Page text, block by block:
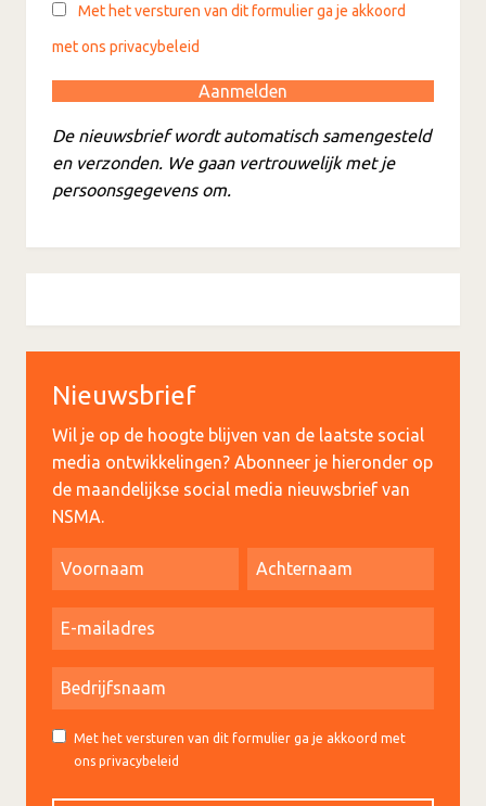
Met het versturen van dit formulier ga je akkoord
met ons privacybeleid
De nieuwsbrief wordt automatisch samengesteld
en verzonden. We gaan vertrouwelijk met je
persoonsgegevens om.
Nieuwsbrief
Wil je op de hoogte blijven van de laatste social
media ontwikkelingen? Abonneer je hieronder op
de maandelijkse social media nieuwsbrief van
NSMA.
Met het versturen van dit formulier ga je akkoord met
ons privacybeleid